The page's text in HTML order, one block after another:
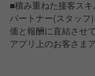
■積み重ねた接客ス
パートナー(スタッフ
価と報酬に直結させ
アプリ上のお客さま
独自のボーナスを